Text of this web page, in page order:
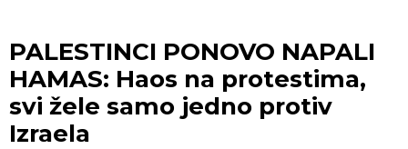
PALESTINCI PONOVO NAPALI
HAMAS: Haos na protestima,
svi žele samo jedno protiv
Izraela